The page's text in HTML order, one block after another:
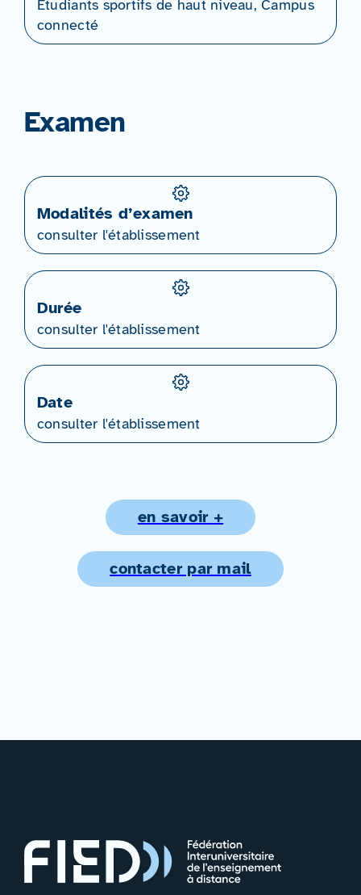
Étudiants sportifs de haut niveau, Campus
connecté
Examen
Modalités d’examen
consulter l'établissement
Durée
consulter l'établissement
Date
consulter l'établissement
en savoir +
contacter par mail